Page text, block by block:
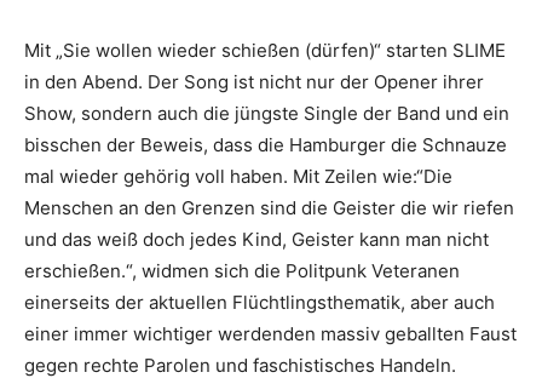
Mit „Sie wollen wieder schießen (dürfen)“ starten SLIME
in den Abend. Der Song ist nicht nur der Opener ihrer
Show, sondern auch die jüngste Single der Band und ein
bisschen der Beweis, dass die Hamburger die Schnauze
mal wieder gehörig voll haben. Mit Zeilen wie:“Die
Menschen an den Grenzen sind die Geister die wir riefen
und das weiß doch jedes Kind, Geister kann man nicht
erschießen.“, widmen sich die Politpunk Veteranen
einerseits der aktuellen Flüchtlingsthematik, aber auch
einer immer wichtiger werdenden massiv geballten Faust
gegen rechte Parolen und faschistisches Handeln.